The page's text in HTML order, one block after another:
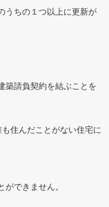
うちの１つ以上に更新が
築請負契約を結ぶことを
住んだことがない住宅に
できません。